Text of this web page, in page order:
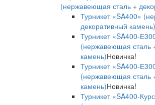
(нержавеющая сталь +
Турникет «SA400»
декоративный камень)
Турникет «SA400-
(нержавеющая сталь
камень)Новинка!
Турникет «SA400-
(нержавеющая сталь
камень)Новинка!
Турникет «SA400-